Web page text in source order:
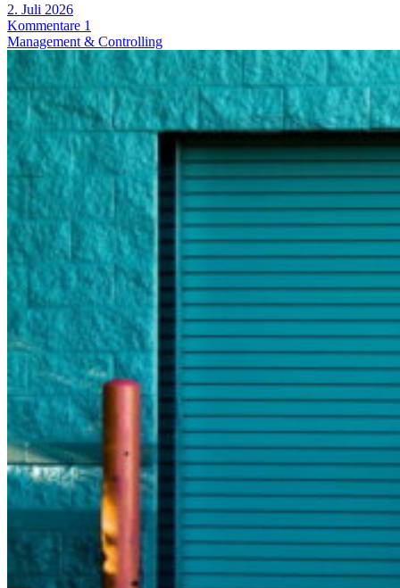
2. Juli 2026
Kommentare 1
Management & Controlling